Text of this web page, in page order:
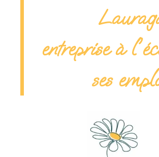
entreprise à
ses